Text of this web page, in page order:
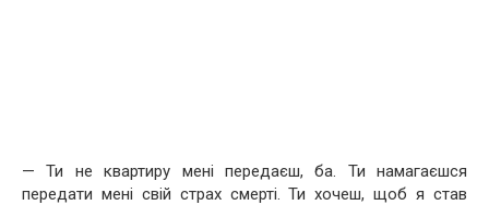
— Ти не квартиру мені передаєш, ба. Ти намагаєшся
передати мені свій страх смерті. Ти хочеш, щоб я став